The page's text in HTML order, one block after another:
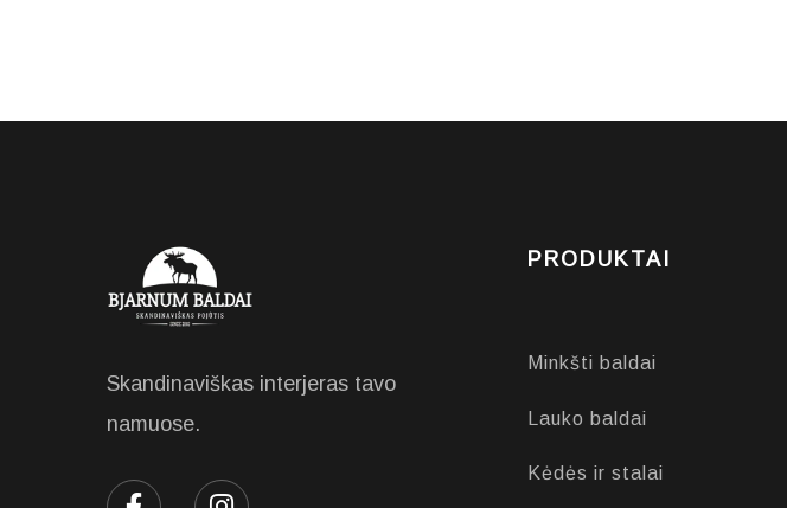
Skandinaviškas interjeras tavo
namuose.
PRODUKTAI
Minkšti baldai
Lauko baldai
Kėdės ir stalai